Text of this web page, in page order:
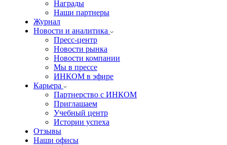
Награды
Наши партнеры
Журнал
Новости и аналитика
Пресс-центр
Новости рынка
Новости компании
Мы в прессе
ИНКОМ в эфире
Карьера
Партнерство с ИНКОМ
Приглашаем
Учебный центр
Истории успеха
Отзывы
Наши офисы